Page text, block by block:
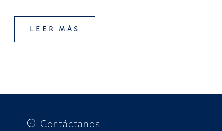
LEER MÁS
Contáctanos